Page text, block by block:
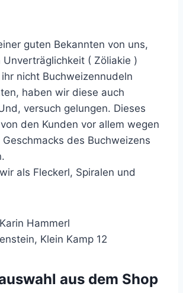
guten Bekannten von uns,
Unverträglichkeit ( Zöliakie )
nicht Buchweizennudeln
haben wir diese auch
versuch gelungen. Dieses
den Kunden vor allem wegen
des Buchweizens
als Fleckerl, Spiralen und
Hammerl
Klein Kamp 12
aus dem Shop